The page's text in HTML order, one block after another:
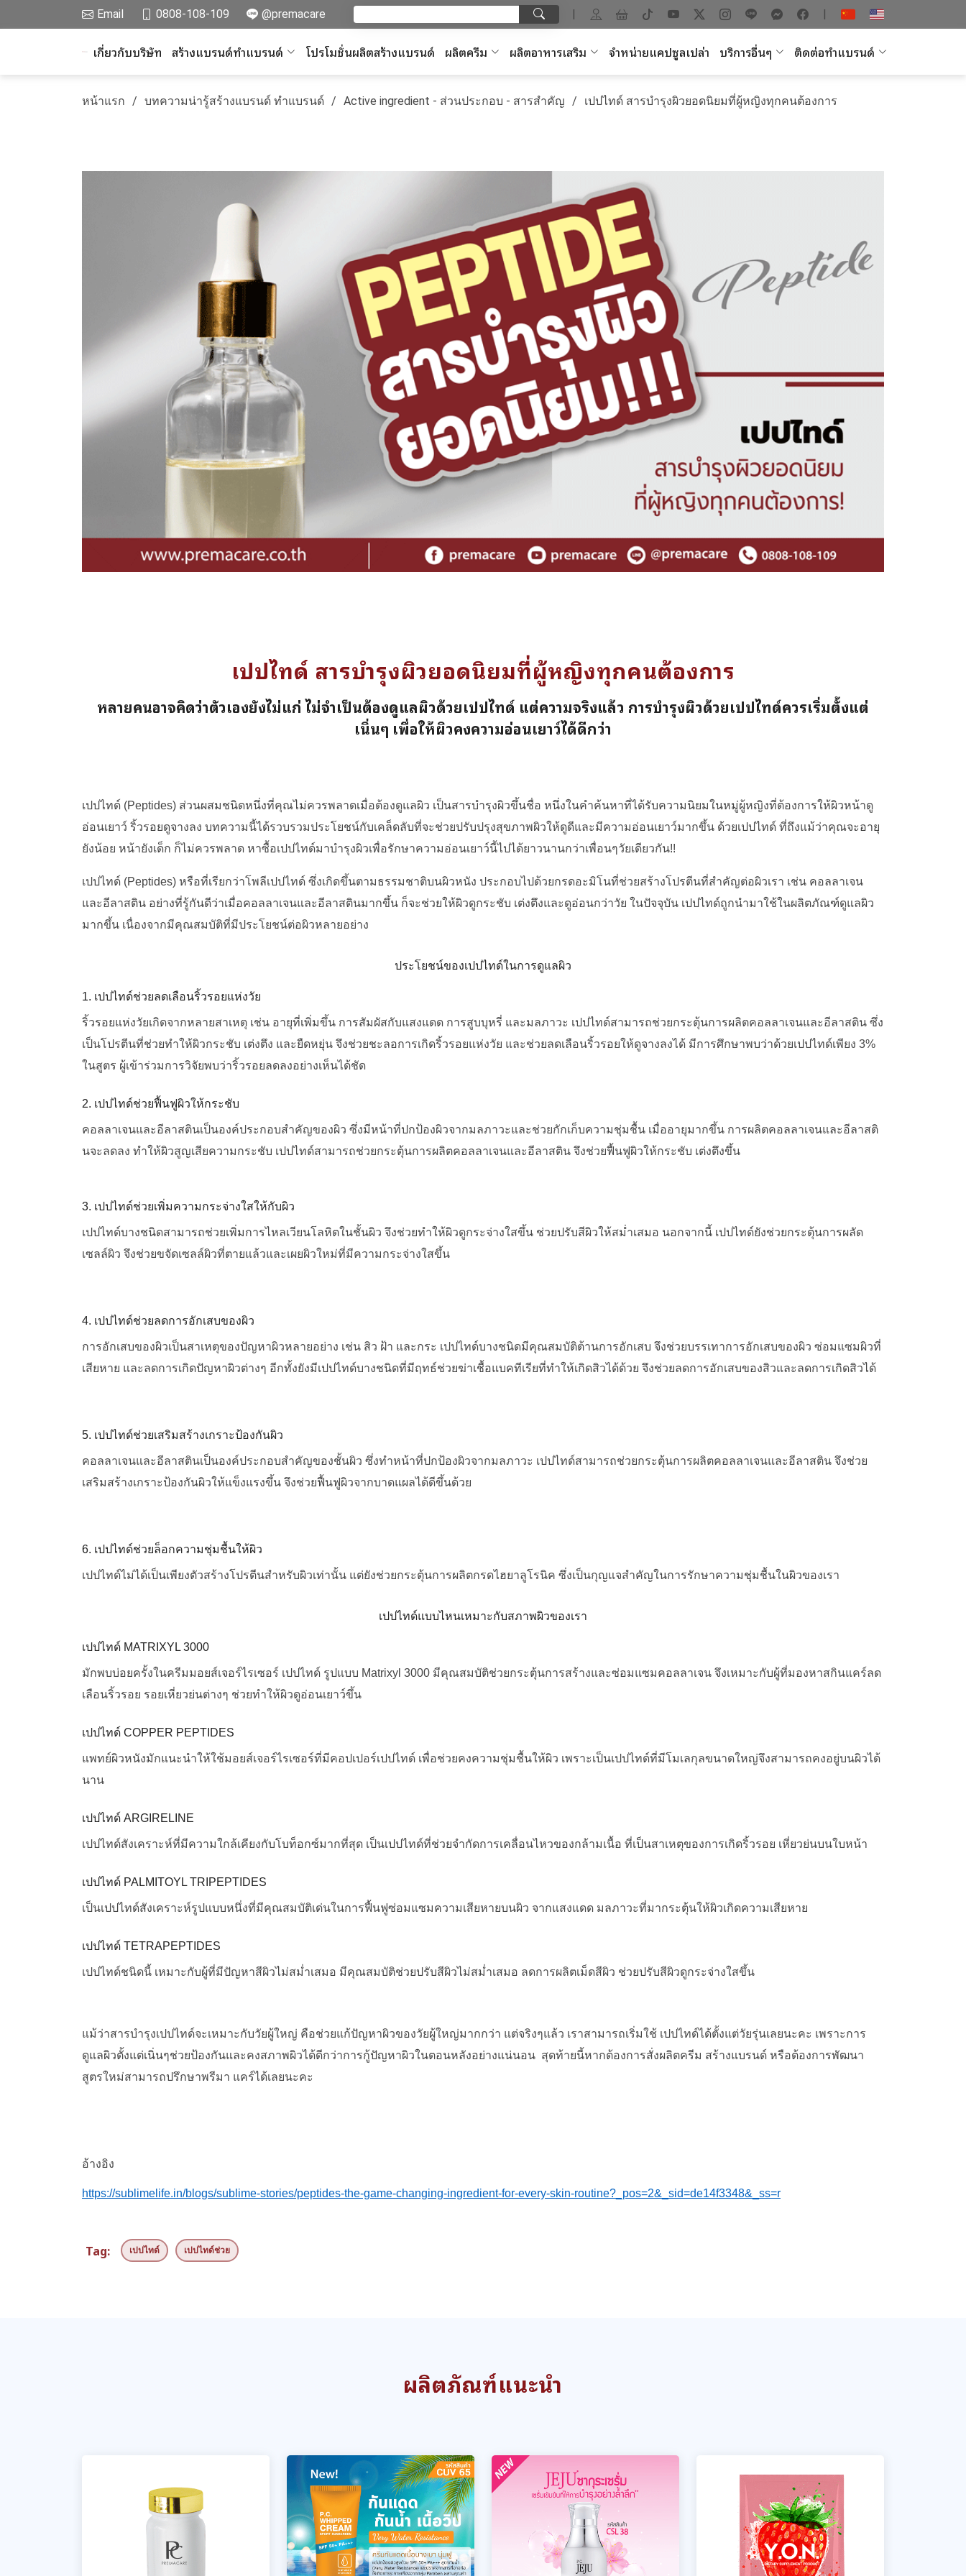
Email 0808-108-109 @premacare | |
เกี่ยวกับบริษัท สร้างแบรนด์ทำแบรนด์ โปรโมชั่นผลิตสร้างแบรนด์ ผลิตครีม ผลิตอาหารเสริม จำหน่ายแคปซูลเปล่า บริการอื่นๆ ติดต่อทำแบรนด์
หน้าแรก บทความน่ารู้สร้างแบรนด์ ทำแบรนด์ Active ingredient - ส่วนประกอบ - สารสำคัญ เปปไทด์ สารบำรุงผิวยอดนิยมที่ผู้หญิงทุกคนต้องการ
เปปไทด์ สารบำรุงผิวยอดนิยมที่ผู้หญิงทุกคนต้องการ
หลายคนอาจคิดว่าตัวเองยังไม่แก่ ไม่จำเป็นต้องดูแลผิวด้วยเปปไทด์ แต่ความจริงแล้ว การบำรุงผิวด้วยเปปไทด์ควรเริ่มตั้งแต่
เนิ่นๆ เพื่อให้ผิวคงความอ่อนเยาว์ได้ดีกว่า
เปปไทด์ (Peptides) ส่วนผสมชนิดหนึ่งที่คุณไม่ควรพลาดเมื่อต้องดูแลผิว เป็นสารบำรุงผิวขึ้นชื่อ หนึ่งในคำค้นหาที่ได้รับความนิยมในหมู่ผู้หญิงที่ต้องการให้ผิวหน้าดู
อ่อนเยาว์ ริ้วรอยดูจางลง บทความนี้ได้รวบรวมประโยชน์กับเคล็ดลับที่จะช่วยปรับปรุงสุขภาพผิวให้ดูดีและมีความอ่อนเยาว์มากขึ้น ด้วยเปปไทด์ ที่ถึงแม้ว่าคุณจะอายุ
ยังน้อย หน้ายังเด็ก ก็ไม่ควรพลาด หาซื้อเปปไทด์มาบำรุงผิวเพื่อรักษาความอ่อนเยาว์นี้ไปได้ยาวนานกว่าเพื่อนๆวัยเดียวกัน!!
เปปไทด์ (Peptides) หรือที่เรียกว่าโพลีเปปไทด์ ซึ่งเกิดขึ้นตามธรรมชาติบนผิวหนัง ประกอบไปด้วยกรดอะมิโนที่ช่วยสร้างโปรตีนที่สำคัญต่อผิวเรา เช่น คอลลาเจน
และอีลาสติน อย่างที่รู้กันดีว่าเมื่อคอลลาเจนและอีลาสตินมากขึ้น ก็จะช่วยให้ผิวดูกระชับ เต่งตึงและดูอ่อนกว่าวัย ในปัจจุบัน เปปไทด์ถูกนำมาใช้ในผลิตภัณฑ์ดูแลผิว
มากขึ้น เนื่องจากมีคุณสมบัติที่มีประโยชน์ต่อผิวหลายอย่าง
ประโยชน์ของเปปไทด์ในการดูแลผิว
1. เปปไทด์ช่วยลดเลือนริ้วรอยแห่งวัย
ริ้วรอยแห่งวัยเกิดจากหลายสาเหตุ เช่น อายุที่เพิ่มขึ้น การสัมผัสกับแสงแดด การสูบบุหรี่ และมลภาวะ เปปไทด์สามารถช่วยกระตุ้นการผลิตคอลลาเจนและอีลาสติน ซึ่ง
เป็นโปรตีนที่ช่วยทำให้ผิวกระชับ เต่งตึง และยืดหยุ่น จึงช่วยชะลอการเกิดริ้วรอยแห่งวัย และช่วยลดเลือนริ้วรอยให้ดูจางลงได้ มีการศึกษาพบว่าด้วยเปปไทด์เพียง 3%
ในสูตร ผู้เข้าร่วมการวิจัยพบว่าริ้วรอยลดลงอย่างเห็นได้ชัด
2. เปปไทด์ช่วยฟื้นฟูผิวให้กระชับ
คอลลาเจนและอีลาสตินเป็นองค์ประกอบสำคัญของผิว ซึ่งมีหน้าที่ปกป้องผิวจากมลภาวะและช่วยกักเก็บความชุ่มชื้น เมื่ออายุมากขึ้น การผลิตคอลลาเจนและอีลาสติ
นจะลดลง ทำให้ผิวสูญเสียความกระชับ เปปไทด์สามารถช่วยกระตุ้นการผลิตคอลลาเจนและอีลาสติน จึงช่วยฟื้นฟูผิวให้กระชับ เต่งตึงขึ้น
3. เปปไทด์ช่วยเพิ่มความกระจ่างใสให้กับผิว
เปปไทด์บางชนิดสามารถช่วยเพิ่มการไหลเวียนโลหิตในชั้นผิว จึงช่วยทำให้ผิวดูกระจ่างใสขึ้น ช่วยปรับสีผิวให้สม่ำเสมอ นอกจากนี้ เปปไทด์ยังช่วยกระตุ้นการผลัด
เซลล์ผิว จึงช่วยขจัดเซลล์ผิวที่ตายแล้วและเผยผิวใหม่ที่มีความกระจ่างใสขึ้น
4. เปปไทด์ช่วยลดการอักเสบของผิว
การอักเสบของผิวเป็นสาเหตุของปัญหาผิวหลายอย่าง เช่น สิว ฝ้า และกระ เปปไทด์บางชนิดมีคุณสมบัติต้านการอักเสบ จึงช่วยบรรเทาการอักเสบของผิว ซ่อมแซมผิวที่
เสียหาย และลดการเกิดปัญหาผิวต่างๆ อีกทั้งยังมีเปปไทด์บางชนิดที่มีฤทธ์ช่วยฆ่าเชื้อแบคทีเรียที่ทำให้เกิดสิวได้ด้วย จึงช่วยลดการอักเสบของสิวและลดการเกิดสิวได้
5. เปปไทด์ช่วยเสริมสร้างเกราะป้องกันผิว
คอลลาเจนและอีลาสตินเป็นองค์ประกอบสำคัญของชั้นผิว ซึ่งทำหน้าที่ปกป้องผิวจากมลภาวะ เปปไทด์สามารถช่วยกระตุ้นการผลิตคอลลาเจนและอีลาสติน จึงช่วย
เสริมสร้างเกราะป้องกันผิวให้แข็งแรงขึ้น จึงช่วยฟื้นฟูผิวจากบาดแผลได้ดีขึ้นด้วย
6. เปปไทด์ช่วยล็อกความชุ่มชื้นให้ผิว
เปปไทด์ไม่ได้เป็นเพียงตัวสร้างโปรตีนสำหรับผิวเท่านั้น แต่ยังช่วยกระตุ้นการผลิตกรดไฮยาลูโรนิค ซึ่งเป็นกุญแจสำคัญในการรักษาความชุ่มชื้นในผิวของเรา
เปปไทด์แบบไหนเหมาะกับสภาพผิวของเรา
เปปไทด์ MATRIXYL 3000
มักพบบ่อยครั้งในครีมมอยส์เจอร์ไรเซอร์ เปปไทด์ รูปแบบ Matrixyl 3000 มีคุณสมบัติช่วยกระตุ้นการสร้างและซ่อมแซมคอลลาเจน จึงเหมาะกับผู้ที่มองหาสกินแคร์ลด
เลือนริ้วรอย รอยเหี่ยวย่นต่างๆ ช่วยทำให้ผิวดูอ่อนเยาว์ขึ้น
เปปไทด์ COPPER PEPTIDES
แพทย์ผิวหนังมักแนะนำให้ใช้มอยส์เจอร์ไรเซอร์ที่มีคอปเปอร์เปปไทด์ เพื่อช่วยคงความชุ่มชื้นให้ผิว เพราะเป็นเปปไทด์ที่มีโมเลกุลขนาดใหญ่จึงสามารถคงอยู่บนผิวได้
นาน
เปปไทด์ ARGIRELINE
เปปไทด์สังเคราะห์ที่มีความใกล้เคียงกับโบท็อกซ์มากที่สุด เป็นเปปไทด์ที่ช่วยจำกัดการเคลื่อนไหวของกล้ามเนื้อ ที่เป็นสาเหตุของการเกิดริ้วรอย เหี่ยวย่นบนใบหน้า
เปปไทด์ PALMITOYL TRIPEPTIDES
เป็นเปปไทด์สังเคราะห์รูปแบบหนึ่งที่มีคุณสมบัติเด่นในการฟื้นฟูซ่อมแซมความเสียหายบนผิว จากแสงแดด มลภาวะที่มากระตุ้นให้ผิวเกิดความเสียหาย
เปปไทด์ TETRAPEPTIDES
เปปไทด์ชนิดนี้ เหมาะกับผู้ที่มีปัญหาสีผิวไม่สม่ำเสมอ มีคุณสมบัติช่วยปรับสีผิวไม่สม่ำเสมอ ลดการผลิตเม็ดสีผิว ช่วยปรับสีผิวดูกระจ่างใสขึ้น
แม้ว่าสารบำรุงเปปไทด์จะเหมาะกับวัยผู้ใหญ่ คือช่วยแก้ปัญหาผิวของวัยผู้ใหญ่มากกว่า แต่จริงๆแล้ว เราสามารถเริ่มใช้ เปปไทด์ได้ตั้งแต่วัยรุ่นเลยนะคะ เพราะการ
ดูแลผิวตั้งแต่เนิ่นๆช่วยป้องกันและคงสภาพผิวได้ดีกว่าการกู้ปัญหาผิวในตอนหลังอย่างแน่นอน สุดท้ายนี้หากต้องการสั่งผลิตครีม สร้างแบรนด์ หรือต้องการพัฒนา
สูตรใหม่สามารถปรึกษาพรีมา แคร์ได้เลยนะคะ
อ้างอิง
https://sublimelife.in/blogs/sublime-stories/peptides-the-game-changing-ingredient-for-every-skin-routine?_pos=2&_sid=de14f3348&_ss=r
Tag: เปปไทด์ เปปไทด์ช่วย
ผลิตภัณฑ์แนะนำ